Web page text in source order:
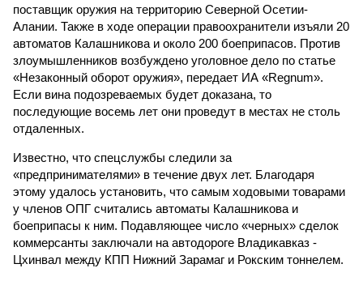
поставщик оружия на территорию Северной Осетии-
Алании. Также в ходе операции правоохранители изъяли 20
автоматов Калашникова и около 200 боеприпасов. Против
злоумышленников возбуждено уголовное дело по статье
«Незаконный оборот оружия», передает ИА «Regnum».
Если вина подозреваемых будет доказана, то
последующие восемь лет они проведут в местах не столь
отдаленных.
Известно, что спецслужбы следили за
«предпринимателями» в течение двух лет. Благодаря
этому удалось установить, что самым ходовыми товарами
у членов ОПГ считались автоматы Калашникова и
боеприпасы к ним. Подавляющее число «черных» сделок
коммерсанты заключали на автодороге Владикавказ -
Цхинвал между КПП Нижний Зарамаг и Рокским тоннелем.